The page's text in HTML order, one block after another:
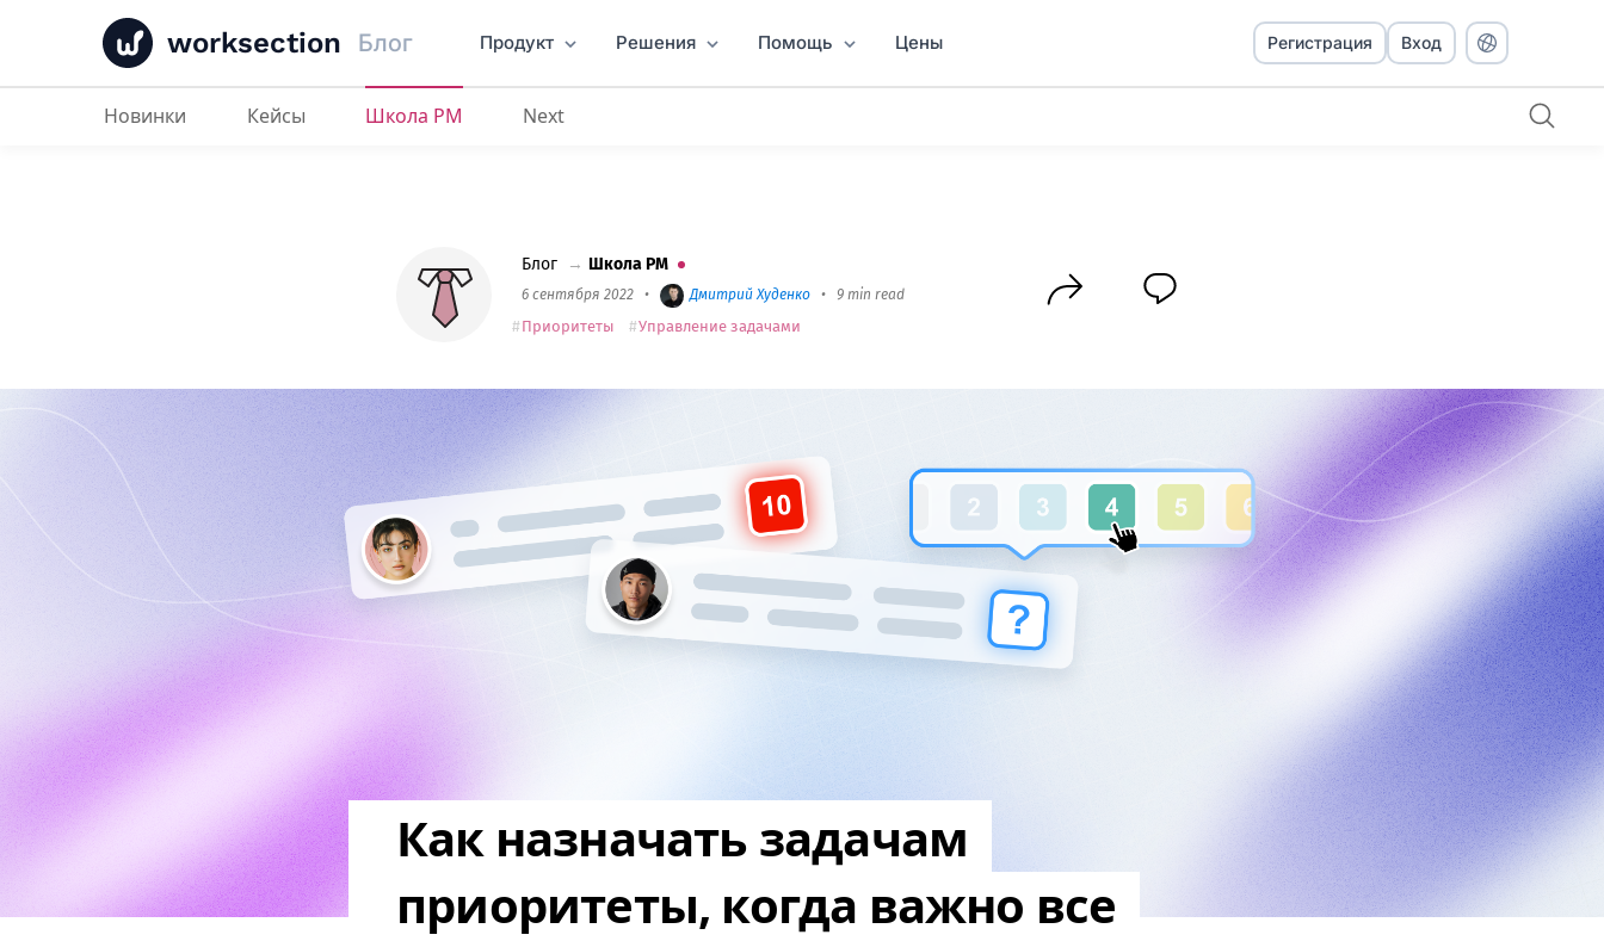
worksection Блог Продукт Решения Помощь Цены
Как назначать задачам приоритеты, когда важно все
Регистрация Вход
Новинки Кейсы Школа PM Next
Блог → Школа PM
6 сентября 2022 • Дмитрий Худенко • 9 min read
Приоритеты Управление задачами
Как назначать задачам
приоритеты, когда важно все